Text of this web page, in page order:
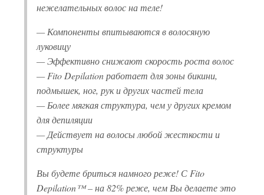
нежелательных волос на теле!
— Компоненты впитываются в волосяную
луковицу
— Эффективно снижают скорость роста волос
— Fito Depilation работает для зоны бикини,
подмышек, ног, рук и других частей тела
— Более мягкая структура, чем у других кремом
для депиляции
— Действует на волосы любой жесткости и
структуры
Вы будете бриться намного реже! С Fito
Depilation™ – на 82% реже, чем Вы делаете это